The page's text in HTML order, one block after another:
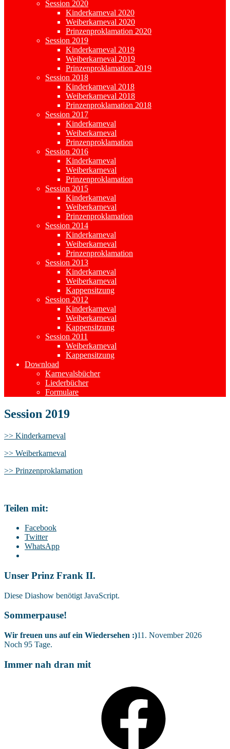
Session 2020
Kinderkarneval 2020
Weiberkarneval 2020
Prinzenproklamation 2020
Session 2019
Kinderkarneval 2019
Weiberkarneval 2019
Prinzenproklamation 2019
Session 2018
Kinderkarneval 2018
Weiberkarneval 2018
Prinzenproklamation 2018
Session 2017
Kinderkarneval
Weiberkarneval
Prinzenproklamation
Session 2016
Kinderkarneval
Weiberkarneval
Prinzenproklamation
Session 2015
Kinderkarneval
Weiberkarneval
Prinzenproklamation
Session 2014
Kinderkarneval
Weiberkarneval
Prinzenproklamation
Session 2013
Kinderkarneval
Weiberkarneval
Kappensitzung
Session 2012
Kinderkarneval
Weiberkarneval
Kappensitzung
Session 2011
Weiberkarneval
Kappensitzung
Download
Karnevalsbücher
Liederbücher
Formulare
Session 2019
>> Kinderkarneval
>> Weiberkarneval
>> Prinzenproklamation
Teilen mit:
Facebook
Twitter
WhatsApp
Unser Prinz Frank II.
Diese Diashow benötigt JavaScript.
Sommerpause!
Wir freuen uns auf ein Wiedersehen :)11. November 2026
Noch 95 Tage.
Immer nah dran mit